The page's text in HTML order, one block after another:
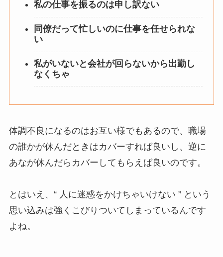
私の仕事を振るのは申し訳ない
同僚だって忙しいのに仕事を任せられな
い
私がいないと会社が回らないから出勤し
なくちゃ
体調不良になるのはお互い様でもあるので、職場
の誰かが休んだときはカバーすれば良いし、逆に
あなが休んだらカバーしてもらえば良いのです。
とはいえ、“ 人に迷惑をかけちゃいけない ” という
思い込みは強くこびりついてしまっているんです
よね。